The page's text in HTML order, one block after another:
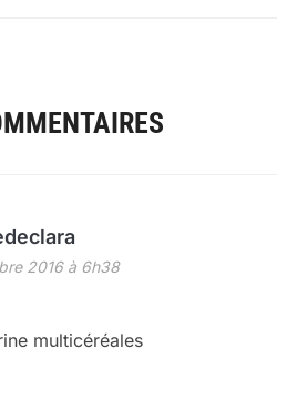
2016 à 6h38
multicéréales